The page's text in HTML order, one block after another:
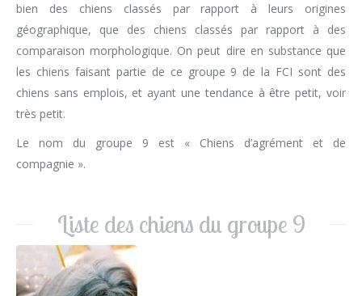
bien des chiens classés par rapport à leurs origines
géographique, que des chiens classés par rapport à des
comparaison morphologique. On peut dire en substance que
les chiens faisant partie de ce groupe 9 de la FCI sont des
chiens sans emplois, et ayant une tendance à être petit, voir
très petit.
Le nom du groupe 9 est « Chiens d’agrément et de
compagnie ».
Liste des chiens du groupe 9